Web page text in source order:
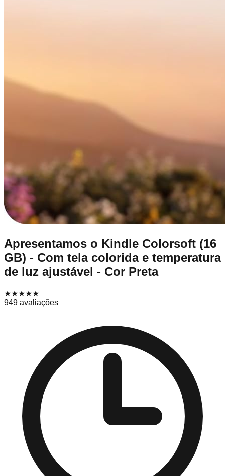
Apresentamos o Kindle Colorsoft (16
GB) - Com tela colorida e temperatura
de luz ajustável - Cor Preta
★★★★★
949 avaliações